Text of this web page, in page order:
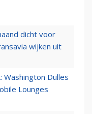
dicht voor
wijken uit
Washington Dulles
Lounges